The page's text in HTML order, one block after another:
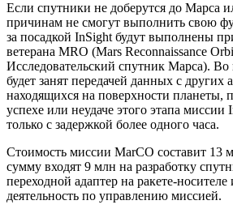
Если спутники не доберутся до Марса
причинам не смогут выполнить свою
за посадкой InSight будут выполнены
ветерана MRO (Mars Reconnaissance
Исследовательский спутник Марса). Во
будет занят передачей данных с других
находящихся на поверхности планеты,
успехе или неудаче этого этапа
только с задержкой более одного часа.
Стоимость миссии MarCO составит 13
сумму входят 9 млн на разработку
переходной адаптер на ракете-
деятельность по управлению миссией.